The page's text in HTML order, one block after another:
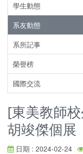
學生動態
系友動態
系所記事
榮譽榜
國際交流
[東美教師
胡竣傑個展
日期 : 2024-02-24